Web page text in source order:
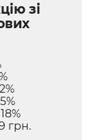
зі
грн.